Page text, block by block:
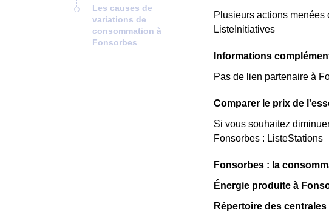
Les causes de
variations de
consommation à
Fonsorbes
Plusieurs actions menées
ListeInitiatives
Informations
Pas de lien partenaire à
Comparer le prix de
Si vous souhaitez
Fonsorbes : ListeStations
Fonsorbes : la
Énergie produite à
Répertoire des